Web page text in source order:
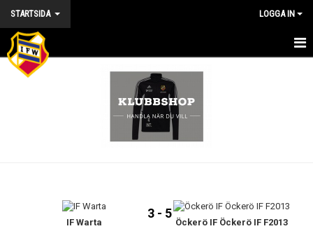
STARTSIDA LOGGA IN
HEM
IF Warta
3 - 5
Öckerö IF Öckerö IF F2013